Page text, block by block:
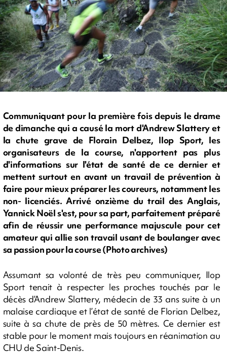
Communiquant pour la première fois depuis le drame
de dimanche qui a causé la mort d'Andrew Slattery et
la chute grave de Florain Delbez, Ilop Sport, les
organisateurs de la course, n'apportent pas plus
d'informations sur l'état de santé de ce dernier et
mettent surtout en avant un travail de prévention à
faire pour mieux préparer les coureurs, notamment les
non- licenciés. Arrivé onzième du trail des Anglais,
Yannick Noël s'est, pour sa part, parfaitement préparé
afin de réussir une performance majuscule pour cet
amateur qui allie son travail usant de boulanger avec
sa passion pour la course (Photo archives)
Assumant sa volonté de très peu communiquer, Ilop
Sport tenait à respecter les proches touchés par le
décès d’Andrew Slattery, médecin de 33 ans suite à un
malaise cardiaque et l’état de santé de Florian Delbez,
suite à sa chute de près de 50 mètres. Ce dernier est
stable pour le moment mais toujours en réanimation au
CHU de Saint-Denis.